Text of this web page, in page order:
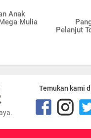
Anak
Mulia
Pelanjut
Temukan kami